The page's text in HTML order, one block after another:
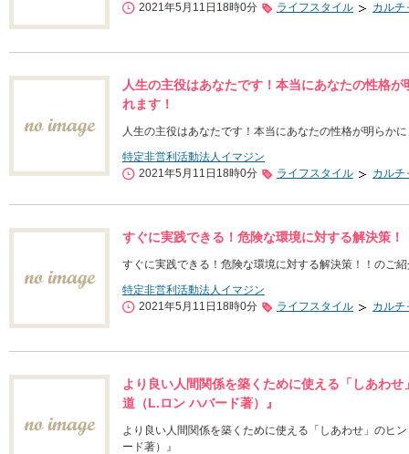
2021年5月11日18時0分
ライフスタイル カルチ
人生の主役はあなたです！本当にあなたの性格
れます！
人生の主役はあなたです！本当にあなたの性格が明らか
特定非営利活動法人イマジン
2021年5月11日18時0分
ライフスタイル カルチ
すぐに実践できる！危険な環境に対する解決策！
すぐに実践できる！危険な環境に対する解決策！！のご
特定非営利活動法人イマジン
2021年5月11日18時0分
ライフスタイル カルチ
より良い人間関係を築くために使える「しあわ
道（L.ロン ハバード著）』
より良い人間関係を築くために使える「しあわせ」のヒ
ード著）』